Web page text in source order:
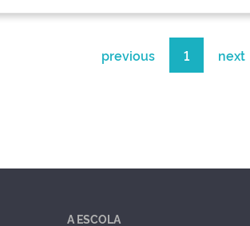
previous 1 next
A ESCOLA